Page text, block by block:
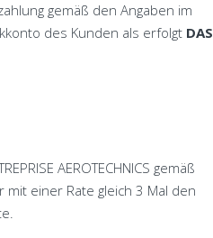
gemäß den Angaben im
des Kunden als erfolgt DAS
AEROTECHNICS gemäß
einer Rate gleich 3 Mal den